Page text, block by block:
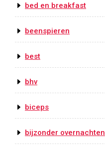
bed en breakfast
beenspieren
best
bhv
biceps
bijzonder overnachten